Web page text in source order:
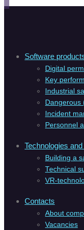
Software
Digital
Key
Industrial
Dangerous
Incident
Personnel
Technologies
Building a
Technical
VR-
Contacts
About
Vacanсies